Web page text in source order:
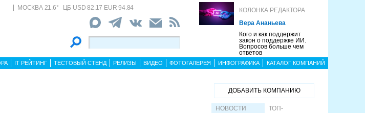
МОСКВА 21.6° ЦБ USD 82.17 EUR 94.84
КОЛОНКА РЕДАКТОРА
Вера Ананьева
Кого и как поддержит
закон о поддержке ИИ.
Вопросов больше чем
ответов
IT РЕЙТИНГ ТЕСТОВЫЙ СТЕНД РЕЛИЗЫ ВИДЕО ФОТОГАЛЕРЕЯ ИНФОГРАФИКА КАТАЛОГ КОМПАНИЙ
ДОБАВИТЬ КОМПАНИЮ
НОВОСТИ
ТОП-